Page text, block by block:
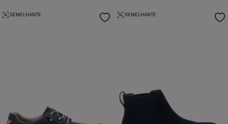
SEMELHANTE SEMELHANTE